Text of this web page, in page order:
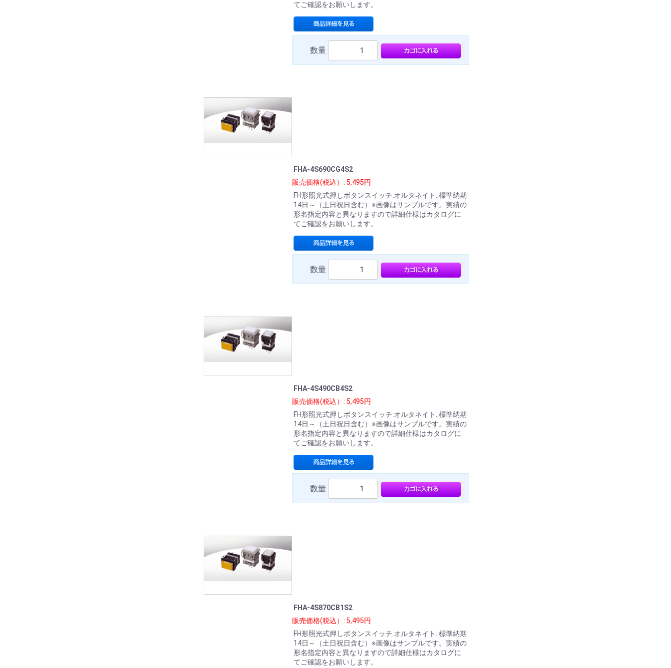
てご確認をお願いします。
数量
FHA-4S690CG4S2
販売価格(税込）: 5,495円
FH形照光式押しボタンスイッチ.オルタネイト.:標準納期
14日～（土日祝日含む）※画像はサンプルです。実績の
形名指定内容と異なりますので詳細仕様はカタログに
てご確認をお願いします。
数量
FHA-4S490CB4S2
販売価格(税込）: 5,495円
FH形照光式押しボタンスイッチ.オルタネイト.:標準納期
14日～（土日祝日含む）※画像はサンプルです。実績の
形名指定内容と異なりますので詳細仕様はカタログに
てご確認をお願いします。
数量
FHA-4S870CB1S2
販売価格(税込）: 5,495円
FH形照光式押しボタンスイッチ.オルタネイト.:標準納期
14日～（土日祝日含む）※画像はサンプルです。実績の
形名指定内容と異なりますので詳細仕様はカタログに
てご確認をお願いします。